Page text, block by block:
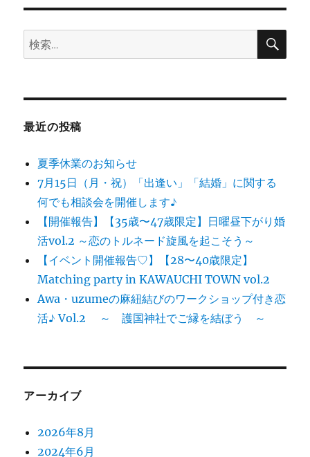
検
索:
検
最近の投稿
夏季休業のお知らせ
7月15日（月・祝）「出逢い」「結婚」に関する
何でも相談会を開催します♪
【開催報告】【35歳〜47歳限定】日曜昼下がり婚
活vol.2 ～恋のトルネード旋風を起こそう～
【イベント開催報告♡】【28〜40歳限定】
Matching party in KAWAUCHI TOWN vol.2
Awa・uzumeの麻紐結びのワークショップ付き恋
活♪ Vol.2 ～ 護国神社でご縁を結ぼう ～
アーカイブ
2026年8月
2024年6月